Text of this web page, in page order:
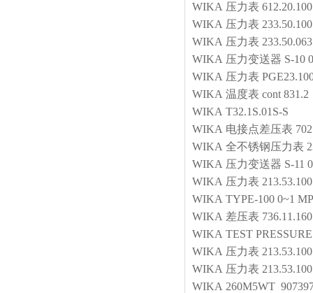
WIKA 压力表
WIKA 压力表
WIKA 压力表 233.50.063
WIKA 压力变送器 S-10
WIKA 压力表
WIKA 温度表 cont 831.2
WIKA T32.1S.01S-S
WIKA 电接点差压表
WIKA 全不锈钢压力表
WIKA 压力变送器 S-11
WIKA 压力表
WIKA TYPE-100 0~1
WIKA 差压表
WIKA TEST
WIKA 压力表
WIKA 压力表
WIKA 260M5WT